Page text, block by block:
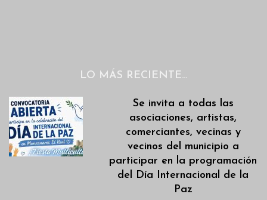
LO MÁS RECIENTE…
Se invita a todas las
asociaciones, artistas,
comerciantes, vecinas y
vecinos del municipio a
participar en la programación
del Día Internacional de la
Paz